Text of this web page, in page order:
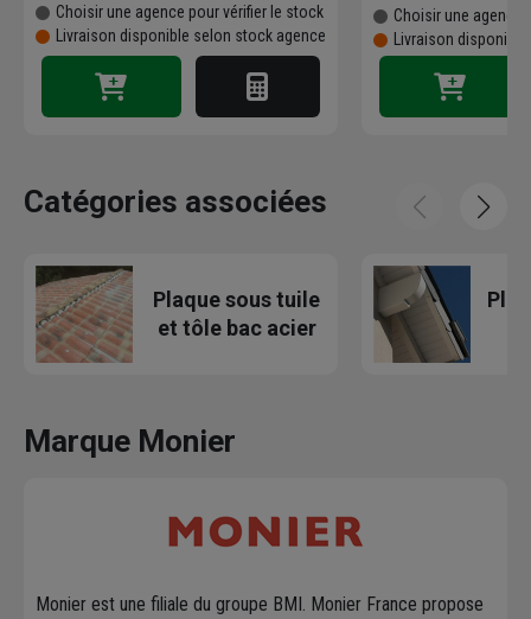
Choisir une agence pour vérifier le stock
Livraison disponible selon stock agence
Choisir une agence
Livraison
Catégories associées
Plaque sous tuile
et tôle bac acier
Marque Monier
Monier est une filiale du groupe BMI. Monier France propose